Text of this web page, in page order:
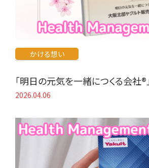
かける想い
「明日の元気を一緒につくる会社
2026.04.06